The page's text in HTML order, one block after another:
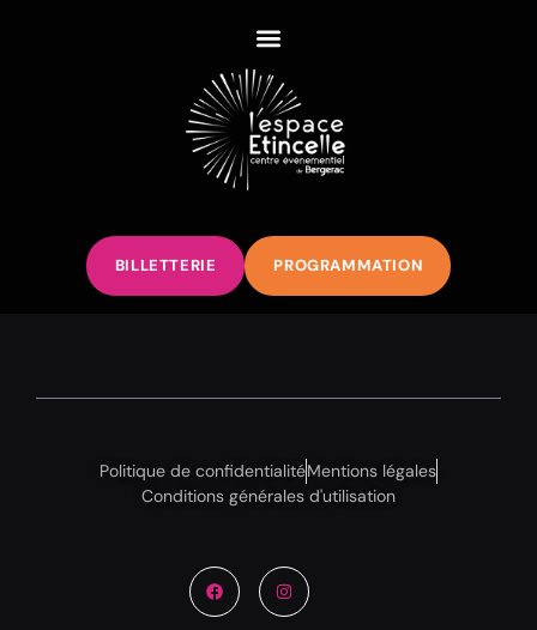
BILLETTERIE PROGRAMMATION
Politique de confidentialitéMentions légales
Conditions générales d'utilisation